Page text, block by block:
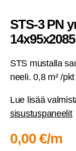
STS‑3 PN
STS mus­tal­la
nee­li. 0,8 m² /
Lue lisää
sisustuspaneelit
0,00 €/m